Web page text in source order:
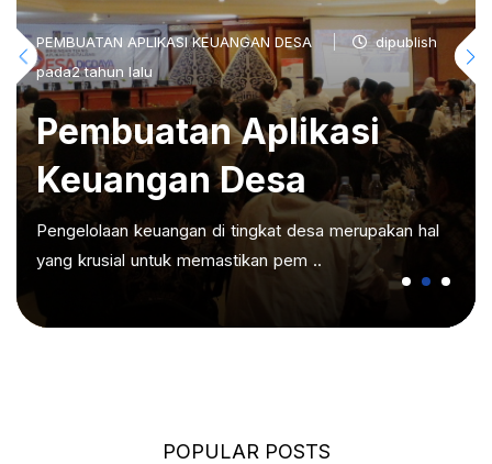
PEMBUATAN APLIKASI KEUANGAN DESA
dipublish
pada2 tahun lalu
Pembuatan Aplikasi
Keuangan Desa
Pengelolaan keuangan di tingkat desa merupakan hal
yang krusial untuk memastikan pem ..
POPULAR POSTS